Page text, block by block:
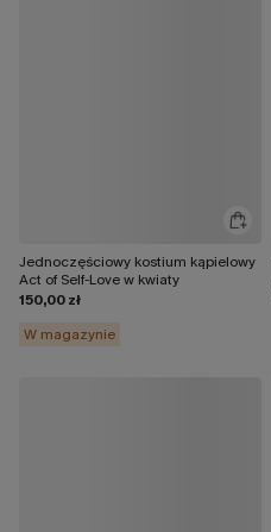
Jednoczęściowy kostium kąpielowy
Act of Self-Love w kwiaty
150,00 zł
W magazynie